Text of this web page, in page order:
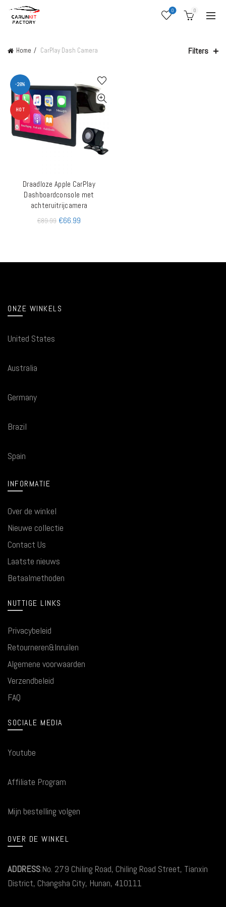
0 0
Home CarPlay Dash Camera Filters
-26%
HOT
TOEVOEGEN AAN WINKELWAGEN
Draadloze Apple CarPlay
Dashboardconsole met
achteruitrijcamera
€89.99 €66.99
ONZE WINKELS
United States
Australia
Germany
Brazil
Spain
INFORMATIE
Over de winkel
Nieuwe collectie
Contact Us
Laatste nieuws
Betaalmethoden
NUTTIGE LINKS
Privacybeleid
Retourneren&Inruilen
Algemene voorwaarden
Verzendbeleid
FAQ
SOCIALE MEDIA
Youtube
Affiliate Program
Mijn bestelling volgen
OVER DE WINKEL
ADDRESS:No. 279 Chiling Road, Chiling Road Street, Tianxin
District, Changsha City, Hunan, 410111